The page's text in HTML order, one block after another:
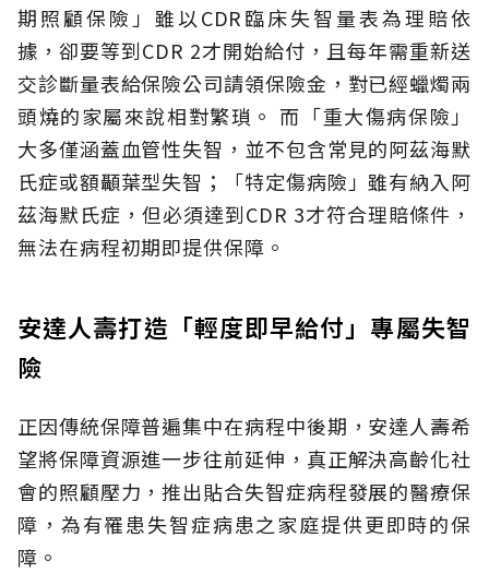
期照顧保險」雖以CDR臨床失智量表為理賠依
據，卻要等到CDR 2才開始給付，且每年需重新送
交診斷量表給保險公司請領保險金，對已經蠟燭兩
頭燒的家屬來說相對繁瑣。 而「重大傷病保險」
大多僅涵蓋血管性失智，並不包含常見的阿茲海默
氏症或額顳葉型失智；「特定傷病險」雖有納入阿
茲海默氏症，但必須達到CDR 3才符合理賠條件，
無法在病程初期即提供保障。
安達人壽打造「輕度即早給付」專屬失智
險
正因傳統保障普遍集中在病程中後期，安達人壽希
望將保障資源進一步往前延伸，真正解決高齡化社
會的照顧壓力，推出貼合失智症病程發展的醫療保
障，為有罹患失智症病患之家庭提供更即時的保
障。